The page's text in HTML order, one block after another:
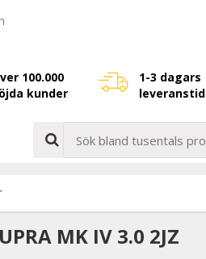
100.000
kunder
1-3 dagars
leveranstid
MK IV 3.0 2JZ